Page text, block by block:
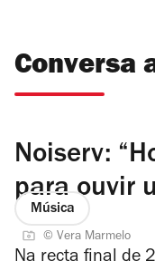
Conversa
Noiserv:
para ouvir
Música
© Vera Marmelo
Na recta final de